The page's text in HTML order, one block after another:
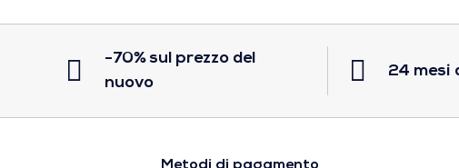
-70% sul prezzo del
nuovo
24 mesi